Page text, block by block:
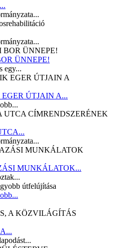
ÜNNEPE!
egy...
ÚTJAIN A...
MUNKÁLATOK...